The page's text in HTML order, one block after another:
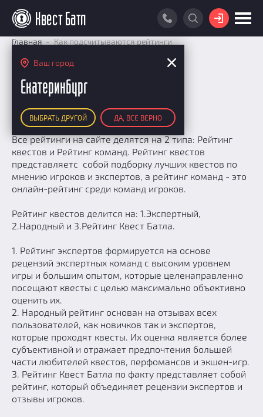
Ваш город
Екатеринбург
ВЫБРАТЬ ДРУГОЙ ДА, ВСЕ ВЕРНО
ВОЙТИ
КАРТА КВЕСТОВ
РЕЙТИНГ КОМАНД
Итоговый рейтинг
По количеству очков
По качеству игры
Список команд
ПОИСК КОМАНДЫ
КВЕСТ БАТЛ
О Квест Батле
Как подсчитываются рейтинги
Новости
Добавить квест
Партнерам
КВЕСТ В ПОДАРОК
Главная Как подсчитываются рейтинги
Как подсчитываются
рейтинги
Все рейтинги на сайте делятся на 2 типа: Рейтинг
квестов и Рейтинг команд. Рейтинг квестов
представляетс собой подборку лучших квестов по
мнению игроков и экспертов, а рейтинг команд - это
онлайн-рейтинг среди команд игроков.
Рейтинг квестов делится на: 1.Экспертный,
2.Народный и 3.Рейтинг Квест Батла.
1. Рейтинг экспертов формируется на основе
рецензий экспертных команд с высоким уровнем
игры и большим опытом, которые целенаправленно
посещают квесты с целью максимально объективно
оценить их.
2. Народный рейтинг основан на отзывах всех
пользователей, как новичков так и экспертов,
которые проходят квесты. Их оценка является более
субъективной и отражает предпочтения большей
части любителей квестов, перфомансов и экшен-игр.
3. Рейтинг Квест Батла по факту представляет собой
рейтинг, который объединяет рецензии экспертов и
отзывы игроков.